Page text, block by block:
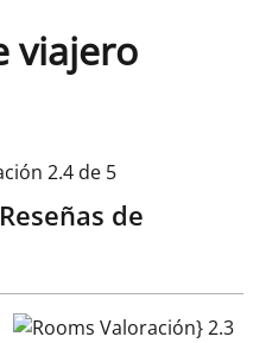
viajero
2.4 de 5
Reseñas de
Rooms Valoración} 2.3 de 5